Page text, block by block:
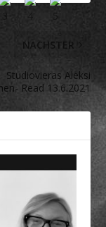
NÄCHSTER
Studiovieras Aleksi
Read 13.6.2021